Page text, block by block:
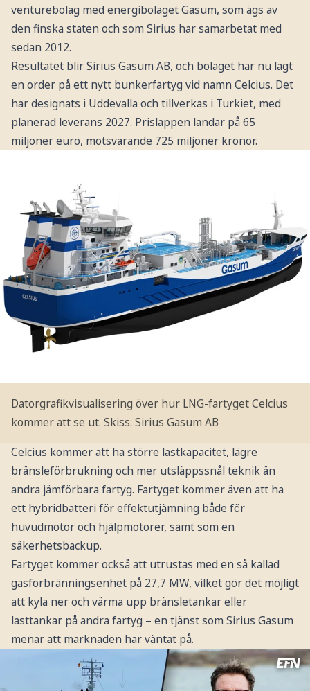
venturebolag med energibolaget Gasum, som ägs av
den finska staten och som Sirius har samarbetat med
sedan 2012.
Resultatet blir Sirius Gasum AB, och bolaget har nu lagt
en order på ett nytt bunkerfartyg vid namn Celcius. Det
har designats i Uddevalla och tillverkas i Turkiet, med
planerad leverans 2027. Prislappen landar på 65
miljoner euro, motsvarande 725 miljoner kronor.
Datorgrafikvisualisering över hur LNG-fartyget Celcius
kommer att se ut. Skiss: Sirius Gasum AB
Celcius kommer att ha större lastkapacitet, lägre
bränsleförbrukning och mer utsläppssnål teknik än
andra jämförbara fartyg. Fartyget kommer även att ha
ett hybridbatteri för effektutjämning både för
huvudmotor och hjälpmotorer, samt som en
säkerhetsbackup.
Fartyget kommer också att utrustas med en så kallad
gasförbränningsenhet på 27,7 MW, vilket gör det möjligt
att kyla ner och värma upp bränsletankar eller
lasttankar på andra fartyg – en tjänst som Sirius Gasum
menar att marknaden har väntat på.